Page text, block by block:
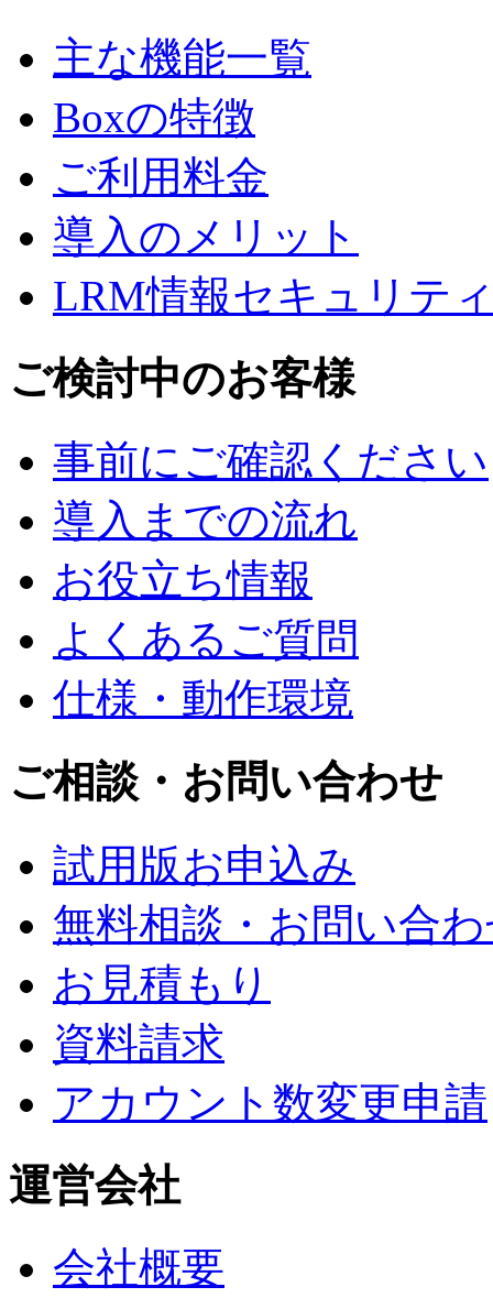
主な機能一覧
Boxの特徴
ご利用料金
導入のメリット
LRM情報セキュリテ
ご検討中のお客様
事前にご確認ください
導入までの流れ
お役立ち情報
よくあるご質問
仕様・動作環境
ご相談・お問い合わせ
試用版お申込み
無料相談・お問い合
お見積もり
資料請求
アカウント数変更申請
運営会社
会社概要